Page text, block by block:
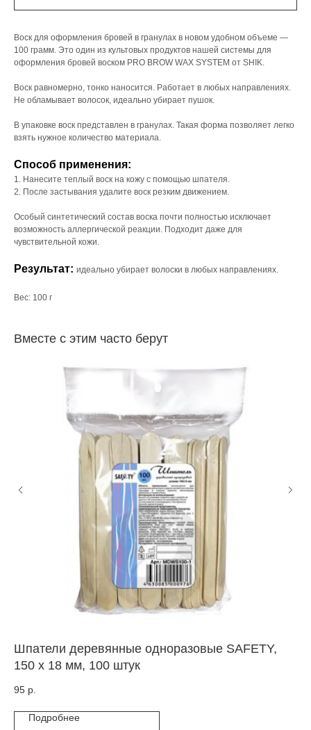
Воск для оформления бровей в гранулах в новом удобном объеме —
100 грамм. Это один из культовых продуктов нашей системы для
оформления бровей воском PRO BROW WAX SYSTEM от SHIK.
Воск равномерно, тонко наносится. Работает в любых направлениях.
Не обламывает волосок, идеально убирает пушок.
В упаковке воск представлен в гранулах. Такая форма позволяет легко
взять нужное количество материала.
Способ применения:
1. Нанесите теплый воск на кожу с помощью шпателя.
2. После застывания удалите воск резким движением.
Особый синтетический состав воска почти полностью исключает
возможность аллергической реакции. Подходит даже для
чувствительной кожи.
Результат: идеально убирает волоски в любых направлениях.
Вес: 100 г
Вместе с этим часто берут
Шпатели деревянные одноразовые SAFETY,
150 x 18 мм, 100 штук
95 р.
Подробнее